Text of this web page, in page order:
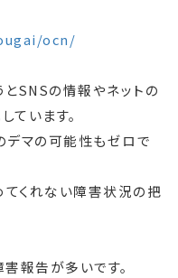
ocn/
SNSの情報やネットの
ています。
マの可能性もゼロで
くれない障害状況の把
報告が多いです。